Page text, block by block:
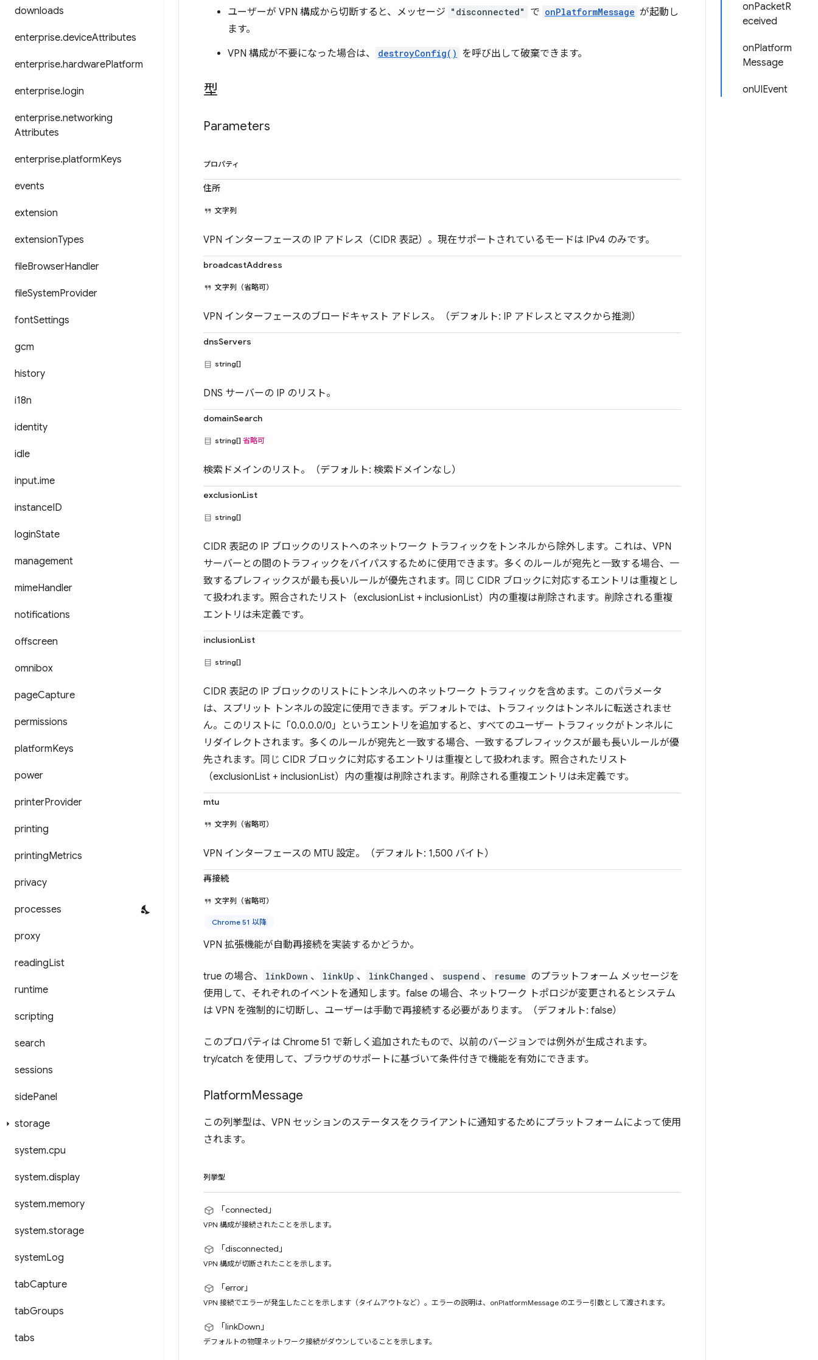
downloads
enterprise.deviceAttributes
enterprise.hardwarePlatform
enterprise.login
enterprise.networking
Attributes
enterprise.platformKeys
events
extension
extensionTypes
fileBrowserHandler
fileSystemProvider
fontSettings
gcm
history
i18n
identity
idle
input.ime
instanceID
loginState
management
mimeHandler
notifications
offscreen
omnibox
pageCapture
permissions
platformKeys
power
printerProvider
printing
printingMetrics
privacy
processes
proxy
readingList
runtime
scripting
search
sessions
sidePanel
storage
system.cpu
system.display
system.memory
system.storage
systemLog
tabCapture
tabGroups
tabs
onPacketR
eceived
onPlatform
Message
onUIEvent
ユーザーが VPN 構成から切断すると、メッセージ "disconnected" で onPlatformMessage が起動し
ます。
VPN 構成が不要になった場合は、
destroyConfig() を呼び出して破棄できます。
型
Parameters
プロパティ
住所
文字列
VPN インターフェースの IP アドレス（CIDR 表記）。現在サポートされているモードは IPv4 のみです。
broadcastAddress
文字列（省略可）
VPN インターフェースのブロードキャスト アドレス。（デフォルト: IP アドレスとマスクから推測）
dnsServers
string[]
DNS サーバーの IP のリスト。
domainSearch
string[] 省略可
検索ドメインのリスト。（デフォルト: 検索ドメインなし）
exclusionList
string[]
CIDR 表記の IP ブロックのリストへのネットワーク トラフィックをトンネルから除外します。これは、VPN
サーバーとの間のトラフィックをバイパスするために使用できます。多くのルールが宛先と一致する場合、一
致するプレフィックスが最も長いルールが優先されます。同じ CIDR ブロックに対応するエントリは重複とし
て扱われます。照合されたリスト（exclusionList + inclusionList）内の重複は削除されます。削除される重複
エントリは未定義です。
inclusionList
string[]
CIDR 表記の IP ブロックのリストにトンネルへのネットワーク トラフィックを含めます。このパラメータ
は、スプリット トンネルの設定に使用できます。デフォルトでは、トラフィックはトンネルに転送されませ
ん。このリストに「0.0.0.0/0」というエントリを追加すると、すべてのユーザー トラフィックがトンネルに
リダイレクトされます。多くのルールが宛先と一致する場合、一致するプレフィックスが最も長いルールが優
先されます。同じ CIDR ブロックに対応するエントリは重複として扱われます。照合されたリスト
（exclusionList + inclusionList）内の重複は削除されます。削除される重複エントリは未定義です。
mtu
文字列（省略可）
VPN インターフェースの MTU 設定。（デフォルト: 1,500 バイト）
再接続
文字列（省略可）
Chrome 51 以降
VPN 拡張機能が自動再接続を実装するかどうか。
true の場合、 linkDown 、 linkUp 、 linkChanged 、 suspend 、 resume のプラットフォーム メッセージを
使用して、それぞれのイベントを通知します。false の場合、ネットワーク トポロジが変更されるとシステム
は VPN を強制的に切断し、ユーザーは手動で再接続する必要があります。（デフォルト: false）
このプロパティは Chrome 51 で新しく追加されたもので、以前のバージョンでは例外が生成されます。
try/catch を使用して、ブラウザのサポートに基づいて条件付きで機能を有効にできます。
PlatformMessage
この列挙型は、VPN セッションのステータスをクライアントに通知するためにプラットフォームによって使用
されます。
列挙型
「connected」
VPN 構成が接続されたことを示します。
「disconnected」
VPN 構成が切断されたことを示します。
「error」
VPN 接続でエラーが発生したことを示します（タイムアウトなど）。エラーの説明は、onPlatformMessage のエラー引数として渡されます。
「linkDown」
デフォルトの物理ネットワーク接続がダウンしていることを示します。